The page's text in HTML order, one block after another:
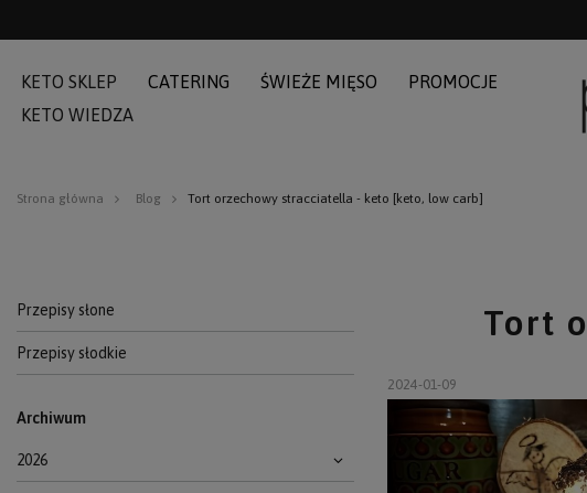
KETO SKLEP CATERING ŚWIEŻE MIĘSO
PROMOCJE
KETO WIEDZA
Strona główna Blog Tort orzechowy stracciatella - keto [keto, low carb]
Przepisy słone
Przepisy słodkie
Archiwum
2026
Tort
2024-01-09